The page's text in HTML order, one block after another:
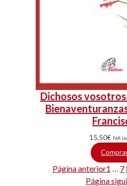
Dichosos
15,50€ IVA
Página anterior1 … 7
Página